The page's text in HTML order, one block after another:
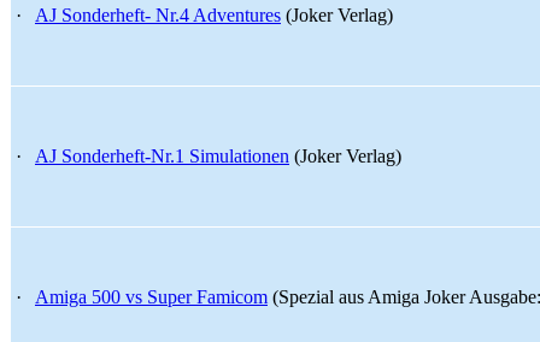
· AJ Sonderheft- Nr.4 Adventures (Joker Verlag)
· AJ Sonderheft-Nr.1 Simulationen (Joker Verlag)
· Amiga 500 vs Super Famicom (Spezial aus Amiga Joker